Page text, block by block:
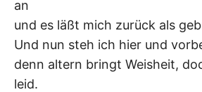
an
und es läßt mich zurück als
Und nun steh ich hier und
denn altern bringt Weisheit,
leid.